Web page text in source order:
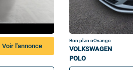
Voir l'annonce
Bon plan oOvango
VOLKSWAGEN
POLO